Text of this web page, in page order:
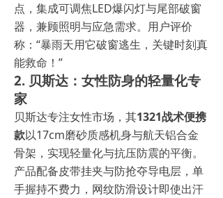
点，集成可调焦LED爆闪灯与尾部破窗
器，兼顾照明与应急需求。用户评价
称：“暴雨天用它破窗逃生，关键时刻真
能救命！”
2. 贝斯达：女性防身的轻量化专
家
贝斯达专注女性市场，其1321战术便携
款以17cm磨砂质感机身与航天铝合金
骨架，实现轻量化与抗压防震的平衡。
产品配备皮带挂夹与防抢夺导电层，单
手握持不费力，网纹防滑设计即使出汗